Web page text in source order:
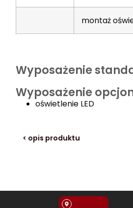
montaż
Wyposażenie
Wyposażenie
oświetlenie LED
< opis produktu